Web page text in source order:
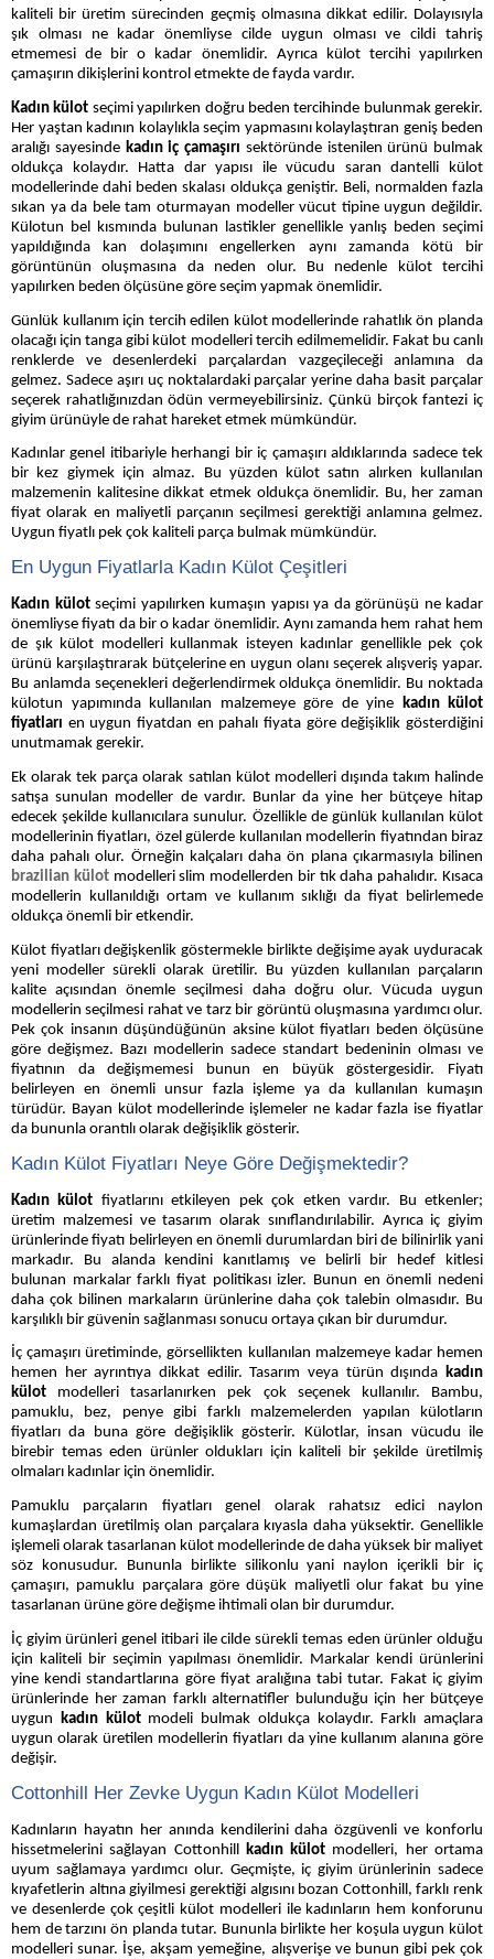
kaliteli bir üretim sürecinden geçmiş olmasına dikkat edilir. Dolayısıyla
şık olması ne kadar önemliyse cilde uygun olması ve cildi tahriş
etmemesi de bir o kadar önemlidir. Ayrıca külot tercihi yapılırken
çamaşırın dikişlerini kontrol etmekte de fayda vardır.
Kadın külot seçimi yapılırken doğru beden tercihinde bulunmak gerekir.
Her yaştan kadının kolaylıkla seçim yapmasını kolaylaştıran geniş beden
aralığı sayesinde kadın iç çamaşırı sektöründe istenilen ürünü bulmak
oldukça kolaydır. Hatta dar yapısı ile vücudu saran dantelli külot
modellerinde dahi beden skalası oldukça geniştir. Beli, normalden fazla
sıkan ya da bele tam oturmayan modeller vücut tipine uygun değildir.
Külotun bel kısmında bulunan lastikler genellikle yanlış beden seçimi
yapıldığında kan dolaşımını engellerken aynı zamanda kötü bir
görüntünün oluşmasına da neden olur. Bu nedenle külot tercihi
yapılırken beden ölçüsüne göre seçim yapmak önemlidir.
Günlük kullanım için tercih edilen külot modellerinde rahatlık ön planda
olacağı için tanga gibi külot modelleri tercih edilmemelidir. Fakat bu canlı
renklerde ve desenlerdeki parçalardan vazgeçileceği anlamına da
gelmez. Sadece aşırı uç noktalardaki parçalar yerine daha basit parçalar
seçerek rahatlığınızdan ödün vermeyebilirsiniz. Çünkü birçok fantezi iç
giyim ürünüyle de rahat hareket etmek mümkündür.
Kadınlar genel itibariyle herhangi bir iç çamaşırı aldıklarında sadece tek
bir kez giymek için almaz. Bu yüzden külot satın alırken kullanılan
malzemenin kalitesine dikkat etmek oldukça önemlidir. Bu, her zaman
fiyat olarak en maliyetli parçanın seçilmesi gerektiği anlamına gelmez.
Uygun fiyatlı pek çok kaliteli parça bulmak mümkündür.
En Uygun Fiyatlarla Kadın Külot Çeşitleri
Kadın külotseçimi yapılırken kumaşın yapısı ya da görünüşü ne kadar
önemliyse fiyatı da bir o kadar önemlidir. Aynı zamanda hem rahat hem
de şık külot modelleri kullanmak isteyen kadınlar genellikle pek çok
ürünü karşılaştırarak bütçelerine en uygun olanı seçerek alışveriş yapar.
Bu anlamda seçenekleri değerlendirmek oldukça önemlidir. Bu noktada
külotun yapımında kullanılan malzemeye göre de yine kadın külot
fiyatları en uygun fiyatdan en pahalı fiyata göre değişiklik gösterdiğini
unutmamak gerekir.
Ek olarak tek parça olarak satılan külot modelleri dışında takım halinde
satışa sunulan modeller de vardır. Bunlar da yine her bütçeye hitap
edecek şekilde kullanıcılara sunulur. Özellikle de günlük kullanılan külot
modellerinin fiyatları, özel gülerde kullanılan modellerin fiyatından biraz
daha pahalı olur. Örneğin kalçaları daha ön plana çıkarmasıyla bilinen
brazilian külotmodelleri slim modellerden bir tık daha pahalıdır. Kısaca
modellerin kullanıldığı ortam ve kullanım sıklığı da fiyat belirlemede
oldukça önemli bir etkendir.
Külot fiyatları değişkenlik göstermekle birlikte değişime ayak uyduracak
yeni modeller sürekli olarak üretilir. Bu yüzden kullanılan parçaların
kalite açısından önemle seçilmesi daha doğru olur. Vücuda uygun
modellerin seçilmesi rahat ve tarz bir görüntü oluşmasına yardımcı olur.
Pek çok insanın düşündüğünün aksine külot fiyatları beden ölçüsüne
göre değişmez. Bazı modellerin sadece standart bedeninin olması ve
fiyatının da değişmemesi bunun en büyük göstergesidir. Fiyatı
belirleyen en önemli unsur fazla işleme ya da kullanılan kumaşın
türüdür. Bayan külot modellerinde işlemeler ne kadar fazla ise fiyatlar
da bununla orantılı olarak değişiklik gösterir.
Kadın Külot Fiyatları Neye Göre Değişmektedir?
Kadın külot fiyatlarını etkileyen pek çok etken vardır. Bu etkenler;
üretim malzemesi ve tasarım olarak sınıflandırılabilir. Ayrıca iç giyim
ürünlerinde fiyatı belirleyen en önemli durumlardan biri de bilinirlik yani
markadır. Bu alanda kendini kanıtlamış ve belirli bir hedef kitlesi
bulunan markalar farklı fiyat politikası izler. Bunun en önemli nedeni
daha çok bilinen markaların ürünlerine daha çok talebin olmasıdır. Bu
karşılıklı bir güvenin sağlanması sonucu ortaya çıkan bir durumdur.
İç çamaşırı üretiminde, görsellikten kullanılan malzemeye kadar hemen
hemen her ayrıntıya dikkat edilir. Tasarım veya türün dışında kadın
külot modelleri tasarlanırken pek çok seçenek kullanılır. Bambu,
pamuklu, bez, penye gibi farklı malzemelerden yapılan külotların
fiyatları da buna göre değişiklik gösterir. Külotlar, insan vücudu ile
birebir temas eden ürünler oldukları için kaliteli bir şekilde üretilmiş
olmaları kadınlar için önemlidir.
Pamuklu parçaların fiyatları genel olarak rahatsız edici naylon
kumaşlardan üretilmiş olan parçalara kıyasla daha yüksektir. Genellikle
işlemeli olarak tasarlanan külot modellerinde de daha yüksek bir maliyet
söz konusudur. Bununla birlikte silikonlu yani naylon içerikli bir iç
çamaşırı, pamuklu parçalara göre düşük maliyetli olur fakat bu yine
tasarlanan ürüne göre değişme ihtimali olan bir durumdur.
İç giyim ürünleri genel itibari ile cilde sürekli temas eden ürünler olduğu
için kaliteli bir seçimin yapılması önemlidir. Markalar kendi ürünlerini
yine kendi standartlarına göre fiyat aralığına tabi tutar. Fakat iç giyim
ürünlerinde her zaman farklı alternatifler bulunduğu için her bütçeye
uygun kadın külotmodeli bulmak oldukça kolaydır. Farklı amaçlara
uygun olarak üretilen modellerin fiyatları da yine kullanım alanına göre
değişir.
Cottonhill Her Zevke Uygun Kadın Külot Modelleri
Kadınların hayatın her anında kendilerini daha özgüvenli ve konforlu
hissetmelerini sağlayan Cottonhill
kadın külot modelleri, her ortama
uyum sağlamaya yardımcı olur. Geçmişte, iç giyim ürünlerinin sadece
kıyafetlerin altına giyilmesi gerektiği algısını bozan Cottonhill, farklı renk
ve desenlerde çok çeşitli külot modelleri ile kadınların hem konforunu
hem de tarzını ön planda tutar. Bununla birlikte her koşula uygun külot
modelleri sunar. İşe, akşam yemeğine, alışverişe ve bunun gibi pek çok